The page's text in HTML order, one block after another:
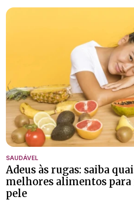
SAUDÁVEL
Adeus às rugas: saiba
melhores alimentos para
pele